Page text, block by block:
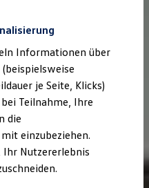
bei Volkswagen
Informationen über
je Seite, Klicks)
Teilnahme, Ihre
die
einzubeziehen.
Nutzererlebnis